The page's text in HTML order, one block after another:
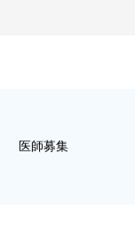
医師募集